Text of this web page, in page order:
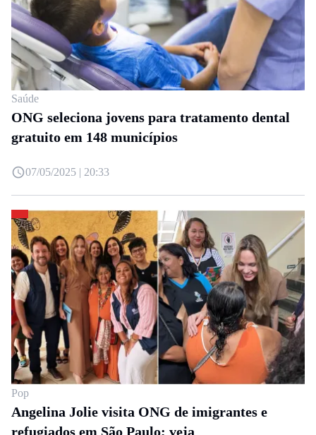
Saúde
ONG seleciona jovens para tratamento dental
gratuito em 148 municípios
07/05/2025 | 20:33
Pop
Angelina Jolie visita ONG de imigrantes e
refugiados em São Paulo; veja